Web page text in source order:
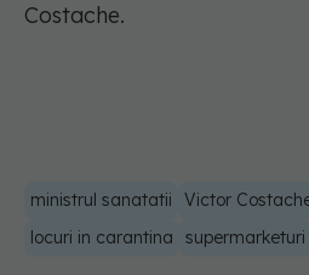
Costache.
ministrul sanatatii Victor
locuri in carantina
supermarketuri